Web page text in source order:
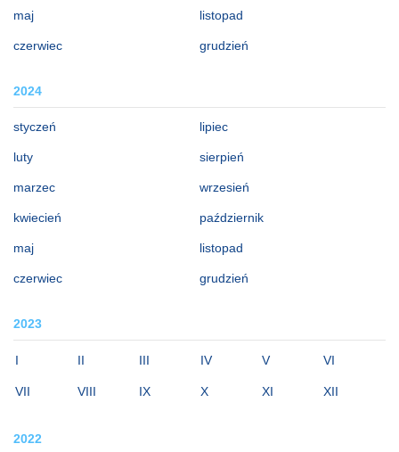
maj
czerwiec
listopad
grudzień
2024
styczeń
luty
marzec
kwiecień
maj
czerwiec
lipiec
sierpień
wrzesień
październik
listopad
grudzień
2023
I II III IV V VI
VII VIII IX X XI XII
2022